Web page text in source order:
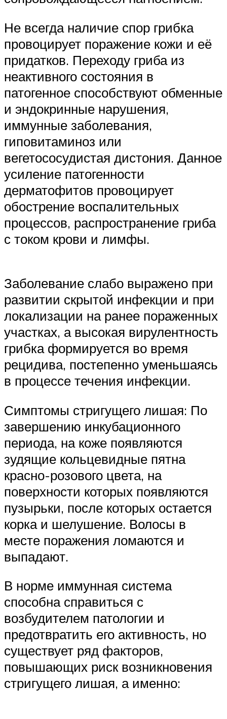
Не всегда наличие спор грибка
провоцирует поражение кожи и её
придатков. Переходу гриба из
неактивного состояния в
патогенное способствуют обменные
и эндокринные нарушения,
иммунные заболевания,
гиповитаминоз или
вегетососудистая дистония. Данное
усиление патогенности
дерматофитов провоцирует
обострение воспалительных
процессов, распространение гриба
с током крови и лимфы.
Заболевание слабо выражено при
развитии скрытой инфекции и при
локализации на ранее пораженных
участках, а высокая вирулентность
грибка формируется во время
рецидива, постепенно уменьшаясь
в процессе течения инфекции.
Симптомы стригущего лишая: По
завершению инкубационного
периода, на коже появляются
зудящие кольцевидные пятна
красно-розового цвета, на
поверхности которых появляются
пузырьки, после которых остается
корка и шелушение. Волосы в
месте поражения ломаются и
выпадают.
В норме иммунная система
способна справиться с
возбудителем патологии и
предотвратить его активность, но
существует ряд факторов,
повышающих риск возникновения
стригущего лишая, а именно: